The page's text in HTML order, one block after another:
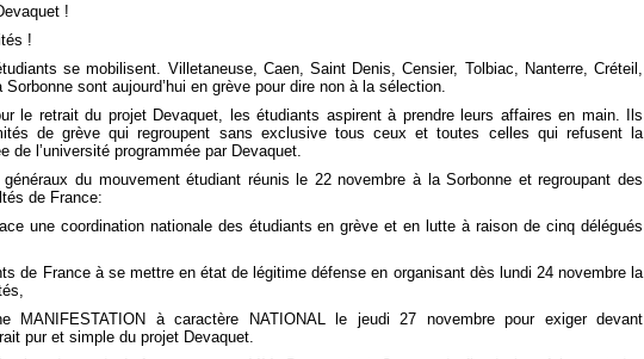
!
!
se mobilisent. Villetaneuse, Caen, Saint­ Denis, Censier, Tolbiac, Nanterre, Créteil,
sont aujourd’hui en grève pour dire non à la sélection.
le retrait du projet Devaquet, les étudiants aspirent à prendre leurs affaires en main. Ils
de grève qui regroupent sans exclusive tous ceux et toutes celles qui refusent la
de l’université programmée par Devaquet.
du mouvement étudiant réunis le 22 novembre à la Sorbonne et regroupant des
de France:
une coordination nationale des étudiants en grève et en lutte à raison de cinq délégués
de France à se mettre en état de légitime défense en organisant dès lundi 24 novembre la
MANIFESTATION à caractère NATIONAL le jeudi 27 novembre pour exiger devant
pur et simple du projet Devaquet.